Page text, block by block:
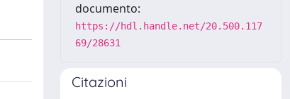
documento:
https://hdl.handle.net/20.500.117
69/28631
Citazioni